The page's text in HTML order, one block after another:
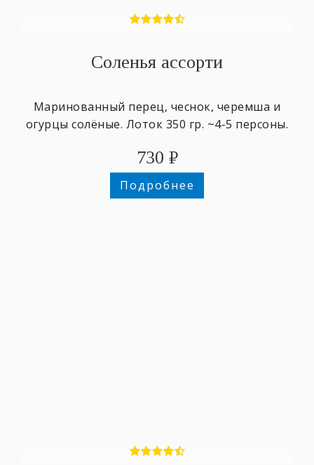
Соленья ассорти
Маринованный перец, чеснок, черемша и
огурцы солёные. Лоток 350 гр. ~4-5 персоны.
730 ₽
Подробнее